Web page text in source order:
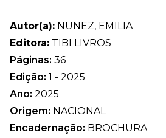
Autor(a): NUNEZ, EMILIA
Editora: TIBI LIVROS
Páginas: 36
Edição: 1 - 2025
Ano: 2025
Origem: NACIONAL
Encadernação: BROCHURA